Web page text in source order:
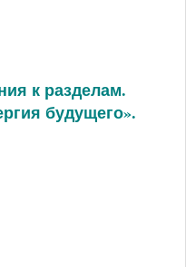
к разделам.
будущего».